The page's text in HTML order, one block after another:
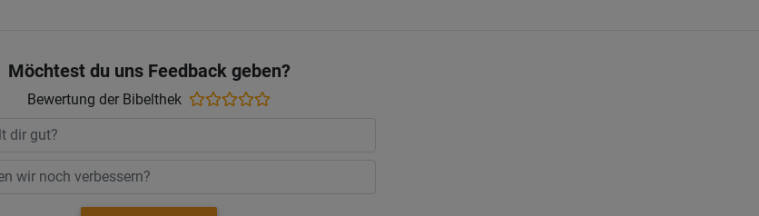
Möchtest du uns Feedback geben?
Bewertung der Bibelthek